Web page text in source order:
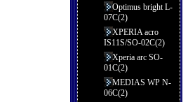
Optimus bright L-
07C(2)
XPERIA acro
IS11S/SO-02C(2)
Xperia arc SO-
01C(2)
MEDIAS WP N-
06C(2)